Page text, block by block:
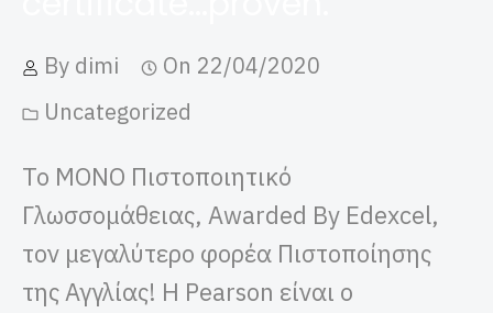
By dimi On 22/04/2020
Uncategorized
Το ΜΟΝΟ Πιστοποιητικό
Γλωσσομάθειας, Awarded By Edexcel,
τον μεγαλύτερο φορέα Πιστοποίησης
της Αγγλίας! Η Pearson είναι ο